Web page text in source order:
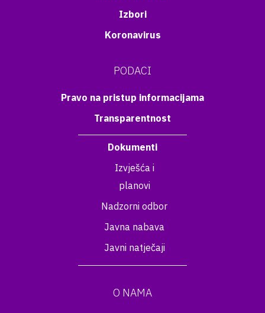
Izbori
Koronavirus
PODACI
Pravo na pristup informacijama
Transparentnost
Dokumenti
Izvješća i
planovi
Nadzorni odbor
Javna nabava
Javni natječaji
O NAMA